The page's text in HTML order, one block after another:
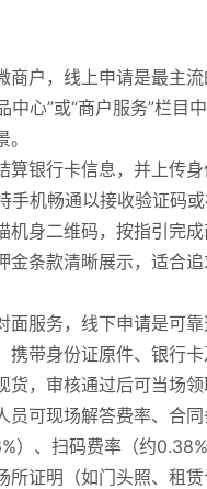
商户，线上申请是最主
中心”或“商户服务”栏目
算银行卡信息，并上传
手机畅通以接收验证码
机身二维码，按指引完
条款清晰展示，适合追
服务，线下申请是可
携带身份证原件、银行
，审核通过后可当场领
可现场解答费率、合
）、扫码费率（约
证明（如门头照、租赁